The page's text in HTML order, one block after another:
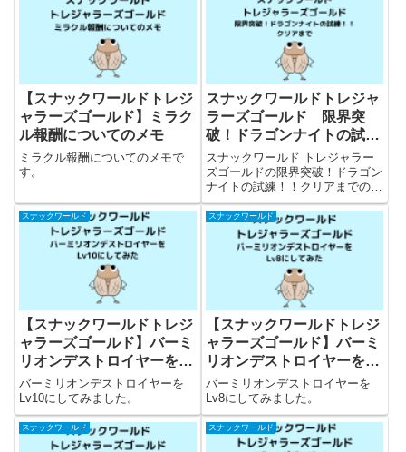
【スナックワールドトレジ
ャラーズゴールド】ミラク
ル報酬についてのメモ
ミラクル報酬についてのメモで
す。
スナックワールドトレジャ
ラーズゴールド 限界突
破！ドラゴンナイトの試
練！！クリアまで
スナックワールド トレジャラー
ズゴールドの限界突破！ドラゴン
ナイトの試練！！クリアまでの記
録です。
スナックワールド
【スナックワールドトレジ
ャラーズゴールド】バーミ
リオンデストロイヤーを
Lv10にしてみた
バーミリオンデストロイヤーを
Lv10にしてみました。
スナックワールド
【スナックワールドトレジ
ャラーズゴールド】バーミ
リオンデストロイヤーを
Lv8にしてみた
バーミリオンデストロイヤーを
Lv8にしてみました。
スナックワールド スナックワールド